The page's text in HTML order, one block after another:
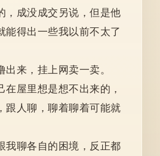
，成没成交另说，但是他
能得出一些我以前不太了
来，挂上网卖一卖。
在屋里想是想不出来的，
跟人聊，聊着聊着可能就
我聊各自的困境，反正都